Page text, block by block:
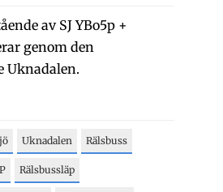
av SJ YBo5p +
genom den
Uknadalen.
Uknadalen Rälsbuss
Rälsbussläp